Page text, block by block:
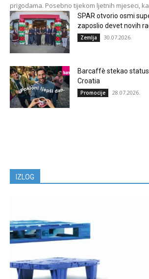
prigodama. Posebno tijekom ljetnih mjeseci,
SPAR otvorio osmi
zaposlio devet novih
Zemlja 30.07.2026.
Barcaffè stekao
Croatia
Promocije 28.07.2026.
IZLOG